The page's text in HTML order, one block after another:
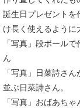
誕生日プレゼントを
け長く使えるように
「写真」段ボール
ん
「写真」日菜詩さ
並ぶ日菜詩さん。
「写真」おばあち